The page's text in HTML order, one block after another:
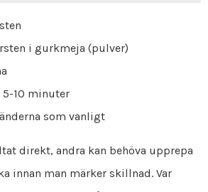
i gurkmeja (pulver)
5-10 minuter
som vanligt
direkt, andra kan behöva upprepa
innan man märker skillnad. Var